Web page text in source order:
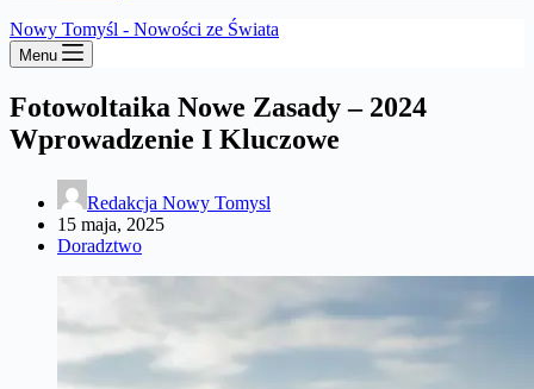
Nowy Tomyśl - Nowości ze Świata
Menu
Fotowoltaika Nowe Zasady – 2024
Wprowadzenie I Kluczowe
Redakcja Nowy Tomysl
15 maja, 2025
Doradztwo